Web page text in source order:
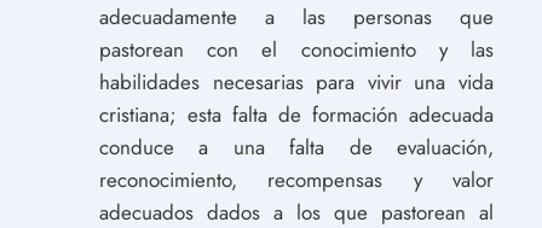
adecuadamente a las personas que
pastorean con el conocimiento y las
habilidades necesarias para vivir una vida
cristiana; esta falta de formación adecuada
conduce a una falta de evaluación,
reconocimiento, recompensas y valor
adecuados dados a los que pastorean al